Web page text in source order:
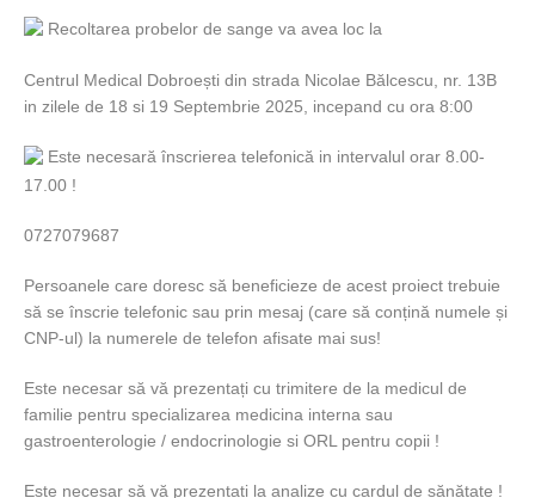
Recoltarea probelor de sange va avea loc la
Centrul Medical Dobroești din strada Nicolae Bălcescu, nr. 13B
in zilele de 18 si 19 Septembrie 2025, incepand cu ora 8:00
Este necesară înscrierea telefonică in intervalul orar 8.00-
17.00 !
0727079687
Persoanele care doresc să beneficieze de acest proiect trebuie
să se înscrie telefonic sau prin mesaj (care să conțină numele și
CNP-ul) la numerele de telefon afisate mai sus!
Este necesar să vă prezentați cu trimitere de la medicul de
familie pentru specializarea medicina interna sau
gastroenterologie / endocrinologie si ORL pentru copii !
Este necesar să vă prezentați la analize cu cardul de sănătate !